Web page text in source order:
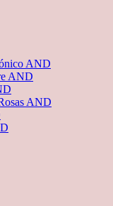
AND
AND
AND